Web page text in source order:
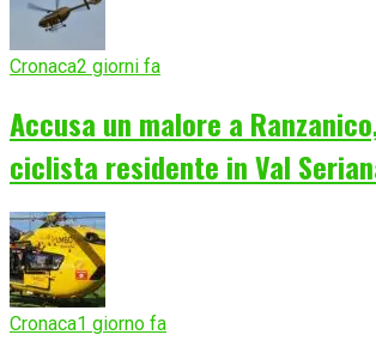
Cronaca2 giorni fa
Accusa un malore a
ciclista residente in Val
Cronaca1 giorno fa